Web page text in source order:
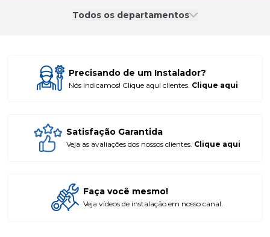
Todos os departamentos
Precisando de um Instalador?
Nós indicamos! Clique aqui clientes. Clique aqui
Satisfação Garantida
Veja as avaliações dos nossos clientes. Clique aqui
Faça você mesmo!
Veja vídeos de instalação em nosso canal.